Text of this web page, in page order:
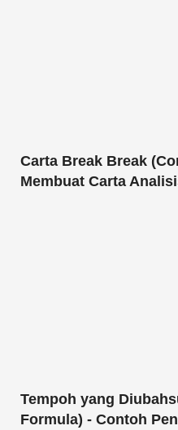
Carta Break Break
Membuat Carta
Tempoh yang
Formula) - Contoh